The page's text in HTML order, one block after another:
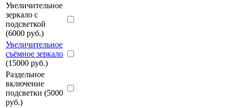
Увеличительное
зеркало с
подсветкой
(6000 руб.)
Увеличительное
съёмное зеркало
(15000 руб.)
Раздельное
включение
подсветки (5000
руб.)